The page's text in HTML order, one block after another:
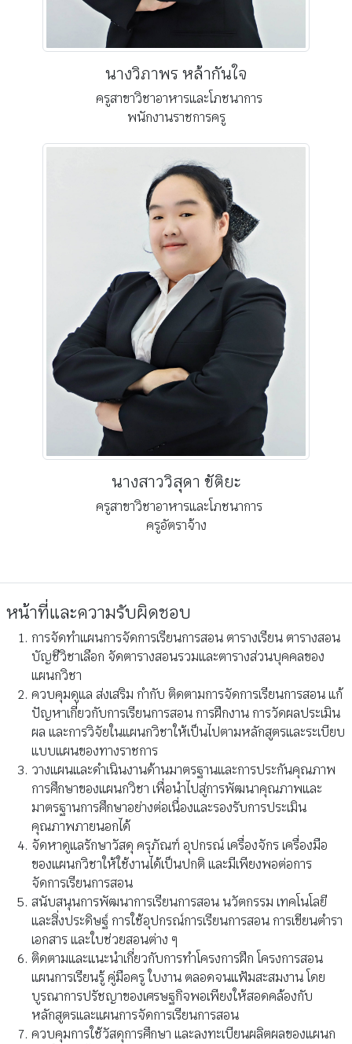
นางวิภาพร หล้ากันใจ
ครูสาขาวิชาอาหารและโภชนาการ
พนักงานราชการครู
นางสาววิสุดา ขัติยะ
ครูสาขาวิชาอาหารและโภชนาการ
ครูอัตราจ้าง
หน้าที่และความรับผิดชอบ
การจัดทำแผนการจัดการเรียนการสอน ตารางเรียน ตารางสอน
บัญชีวิชาเลือก จัดตารางสอนรวมและตารางส่วนบุคคลของ
แผนกวิชา
ควบคุมดูแล ส่งเสริม กำกับ ติดตามการจัดการเรียนการสอน แก้
ปัญหาเกี่ยวกับการเรียนการสอน การฝึกงาน การวัดผลประเมิน
ผล และการวิจัยในแผนกวิชาให้เป็นไปตามหลักสูตรและระเบียบ
แบบแผนของทางราชการ
วางแผนและดำเนินงานด้านมาตรฐานและการประกันคุณภาพ
การศึกษาของแผนกวิชา เพื่อนำไปสู่การพัฒนาคุณภาพและ
มาตรฐานการศึกษาอย่างต่อเนื่องและรองรับการประเมิน
คุณภาพภายนอกได้
จัดหาดูแลรักษาวัสดุ ครุภัณฑ์ อุปกรณ์ เครื่องจักร เครื่องมือ
ของแผนกวิชาให้ใช้งานได้เป็นปกติ และมีเพียงพอต่อการ
จัดการเรียนการสอน
สนับสนุนการพัฒนาการเรียนการสอน นวัตกรรม เทคโนโลยี
และสิ่งประดิษฐ์ การใช้อุปกรณ์การเรียนการสอน การเขียนตำรา
เอกสาร และใบช่วยสอนต่าง ๆ
ติดตามและแนะนำเกี่ยวกับการทำโครงการฝึก โครงการสอน
แผนการเรียนรู้ คู่มือครู ใบงาน ตลอดจนแฟ้มสะสมงาน โดย
บูรณาการปรัชญาของเศรษฐกิจพอเพียงให้สอดคล้องกับ
หลักสูตรและแผนการจัดการเรียนการสอน
ควบคุมการใช้วัสดุการศึกษา และลงทะเบียนผลิตผลของแผนก